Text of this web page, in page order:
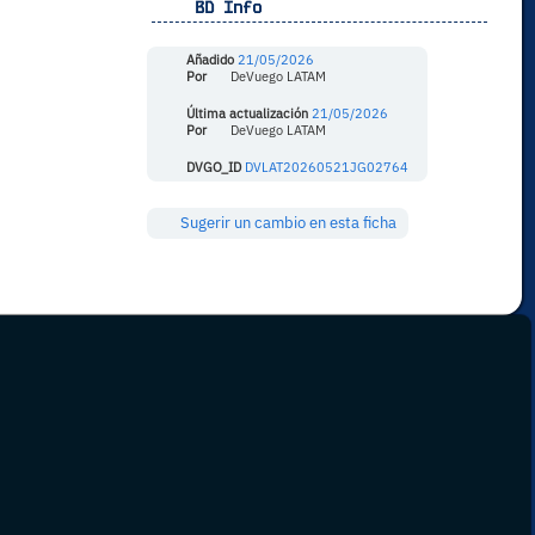
BD Info
Añadido 21/05/2026
Por
DeVuego LATAM
Última actualización 21/05/2026
Por
DeVuego LATAM
DVGO_ID DVLAT20260521JG02764
Sugerir un cambio en esta ficha